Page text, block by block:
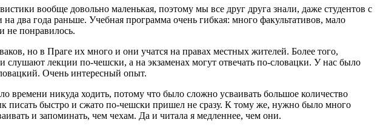
вообще довольно маленькая, поэтому мы все друг друга знали, даже студентов с
два года раньше. Учебная программа очень гибкая: много факультативов, мало
не понравилось.
но в Праге их много и они учатся на правах местных жителей. Более того,
слушают лекции по-чешски, а на экзаменах могут отвечать по-словацки. У нас было
Очень интересный опыт.
никуда ходить, потому что было сложно усваивать большое количество
писать быстро и сжато по-чешски пришел не сразу. К тому же, нужно было много
и запоминать, чем чехам. Да и читала я медленнее, чем они.